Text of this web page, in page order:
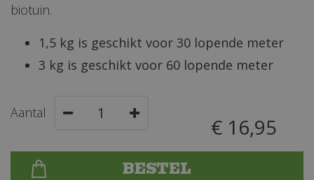
biotuin.
1,5 kg is geschikt voor 30 lopende meter
3 kg is geschikt voor 60 lopende meter
€ 16,95
Aantal